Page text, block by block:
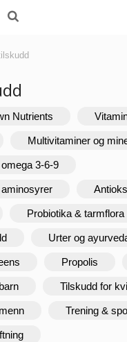
Nutrients
Multivitaminer og
3-6-9
Probiotika & tarmflora
Urter og
Propolis
Tilskudd for
Trening &